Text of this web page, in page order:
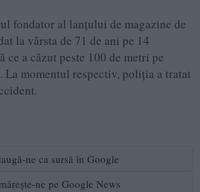
fondator al lanțului de magazine de
la vârsta de 71 de ani pe 14
ce a căzut peste 100 de metri pe
La momentul respectiv, poliția a tratat
ne ca sursă în Google
ne pe Google News